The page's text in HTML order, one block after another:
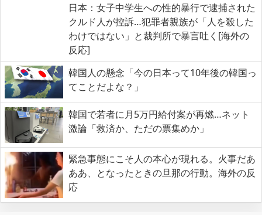
日本：女子中学生への性的暴行で逮捕された
クルド人が控訴…犯罪者親族が「人を殺した
わけではない」と裁判所で暴言吐く[海外の
反応]
韓国人の懸念「今の日本って10年後の韓国っ
てことだよな？」
韓国で若者に月5万円給付案が再燃…ネット
激論「救済か、ただの票集めか」
緊急事態にこそ人の本心が現れる。火事だあ
ああ、となったときの旦那の行動。海外の反
応